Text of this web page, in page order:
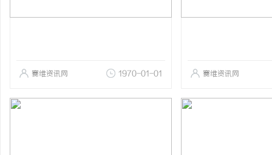
赛维资讯网 1970-01-01 赛维资讯网